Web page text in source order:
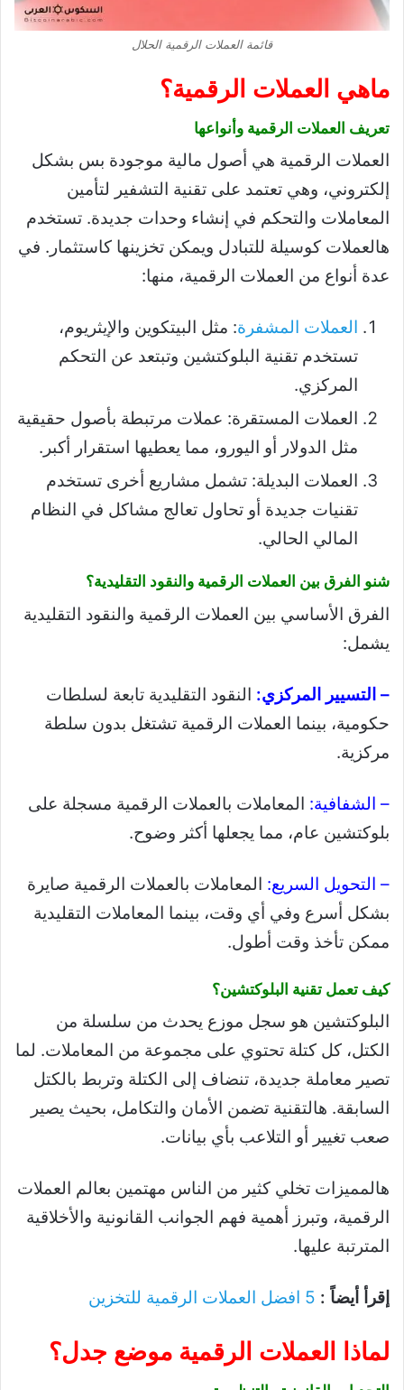
قائمة العملات الرقمية الحلال
ماهي العملات الرقمية؟
تعريف العملات الرقمية وأنواعها
العملات الرقمية هي أصول مالية موجودة بس بشكل
إلكتروني، وهي تعتمد على تقنية التشفير لتأمين
المعاملات والتحكم في إنشاء وحدات جديدة. تستخدم
هالعملات كوسيلة للتبادل ويمكن تخزينها كاستثمار. في
عدة أنواع من العملات الرقمية، منها:
العملات المشفرة: مثل البيتكوين والإيثريوم،
تستخدم تقنية البلوكتشين وتبتعد عن التحكم
المركزي.
العملات المستقرة: عملات مرتبطة بأصول حقيقية
مثل الدولار أو اليورو، مما يعطيها استقرار أكبر.
العملات البديلة: تشمل مشاريع أخرى تستخدم
تقنيات جديدة أو تحاول تعالج مشاكل في النظام
المالي الحالي.
شنو الفرق بين العملات الرقمية والنقود التقليدية؟
الفرق الأساسي بين العملات الرقمية والنقود التقليدية
يشمل:
– التسيير المركزي: النقود التقليدية تابعة لسلطات
حكومية، بينما العملات الرقمية تشتغل بدون سلطة
مركزية.
– الشفافية: المعاملات بالعملات الرقمية مسجلة على
بلوكتشين عام، مما يجعلها أكثر وضوح.
– التحويل السريع: المعاملات بالعملات الرقمية صايرة
بشكل أسرع وفي أي وقت، بينما المعاملات التقليدية
ممكن تأخذ وقت أطول.
كيف تعمل تقنية البلوكتشين؟
البلوكتشين هو سجل موزع يحدث من سلسلة من
الكتل، كل كتلة تحتوي على مجموعة من المعاملات. لما
تصير معاملة جديدة، تنضاف إلى الكتلة وتربط بالكتل
السابقة. هالتقنية تضمن الأمان والتكامل، بحيث يصير
صعب تغيير أو التلاعب بأي بيانات.
هالمميزات تخلي كثير من الناس مهتمين بعالم العملات
الرقمية، وتبرز أهمية فهم الجوانب القانونية والأخلاقية
المترتبة عليها.
إقرأ أيضاً : 5 افضل العملات الرقمية للتخزين
لماذا العملات الرقمية موضع جدل؟